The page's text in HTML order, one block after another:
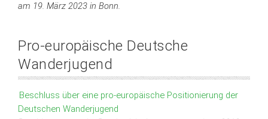
am 19. März 2023 in Bonn.
Pro-europäische Deutsche
Wanderjugend
Beschluss über eine pro-europäische Positionierung der
Deutschen Wanderjugend